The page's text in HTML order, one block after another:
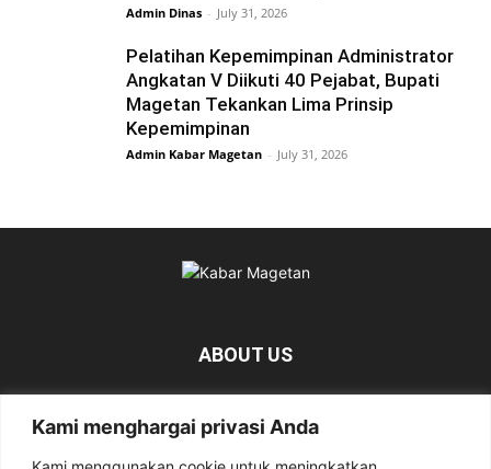
Kami menghargai privasi Anda
Admin Dinas - July 31, 2026
Pelatihan Kepemimpinan Administrator
Angkatan V Diikuti 40 Pejabat, Bupati
Magetan Tekankan Lima Prinsip
Kepemimpinan
Admin Kabar Magetan - July 31, 2026
ABOUT US
berita tentang Magetan yang bersumber dari berbagai